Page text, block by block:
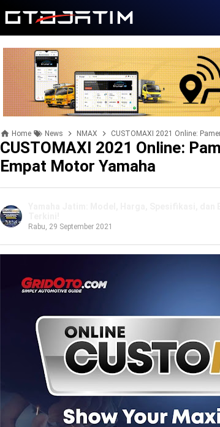
Home News NMAX CUSTOMAXI 2021 Online:
CUSTOMAXI 2021 Online:
Empat Motor Yamaha
Rabu, 29 September 2021